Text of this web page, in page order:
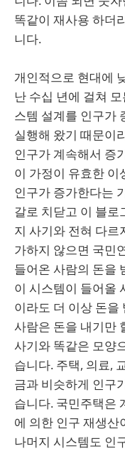
똑같이 재사용 하더
니다.
개인적으로 현대에
난 수십 년에 걸쳐
스템 설계를 인구가
실행해 왔기 때문이
인구가 계속해서 증
이 가정이 유효한 이
인구가 증가한다는
갈로 치닫고 이 블로
지 사기와 전혀 다르
가하지 않으면 국민
들어온 사람의 돈을
이 시스템이 들어올
이라도 더 이상 돈을
사람은 돈을 내기만
사기와 똑같은 모양
습니다. 주택, 의료,
금과 비슷하게 인구
습니다. 국민주택은
에 의한 인구 재생산
나머지 시스템도 인